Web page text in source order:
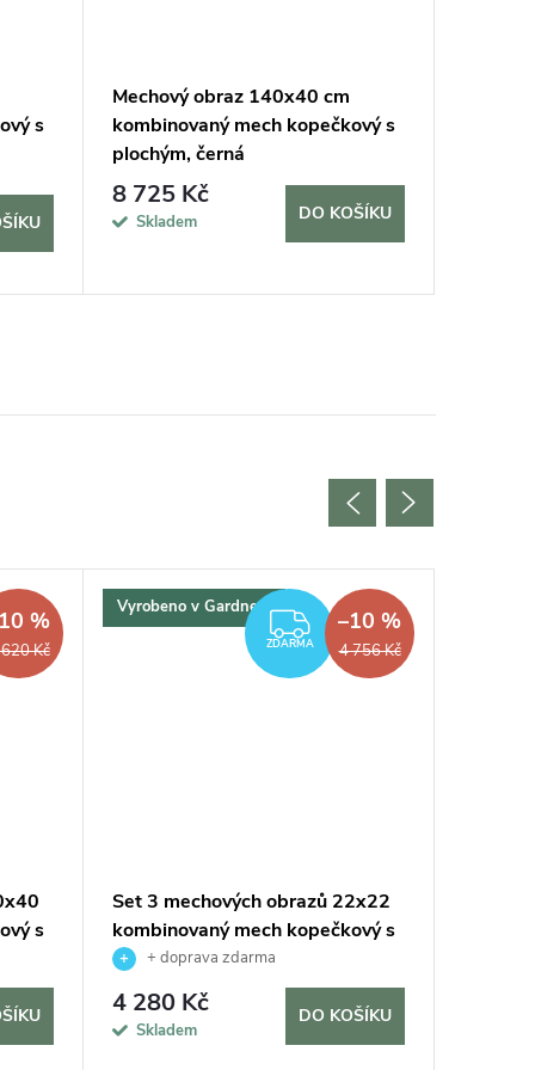
s
Mechový obraz 140x40 cm
kombinovaný mech kopečkový s
plochým, černá
8 725 Kč
Skladem DO KOŠÍKU
Kč
%
s
Vyrobeno v Gardners
ZDARMA
ZDARMA 4 756 Kč
–10 %
Set 3 mechových obrazů 22x22
kombinovaný mech kopečkový s
plochým, přírodní
+ doprava zdarma
4 280 Kč
Skladem
DO KOŠÍKU